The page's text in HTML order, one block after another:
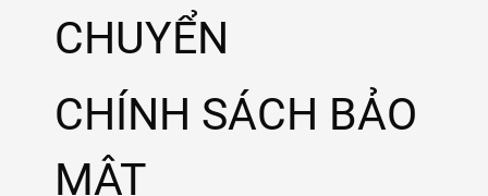
CHUYỂN
CHÍNH SÁCH BẢO
MẬT